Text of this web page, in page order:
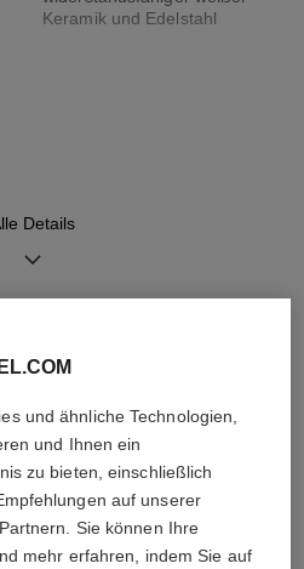
Keramik und Edelstahl
Details
SIE AUCH
und ähnliche Technologien,
und Ihnen ein
zu bieten, einschließlich
auf unserer
Sie können Ihre
mehr erfahren, indem Sie auf